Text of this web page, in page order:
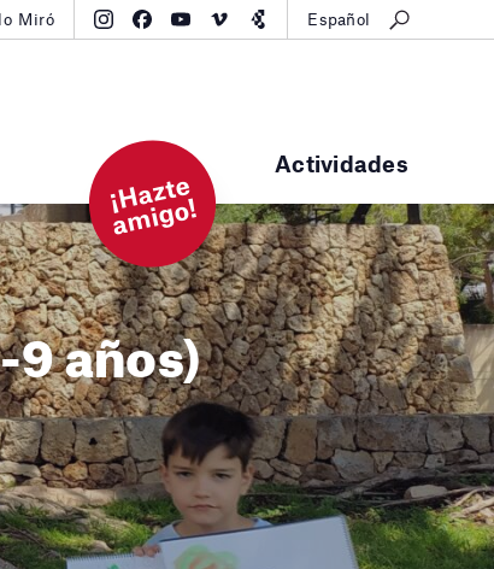
Actividades
Miró Español
¡
H
a
zt
e
a
mi
g
o!
años)